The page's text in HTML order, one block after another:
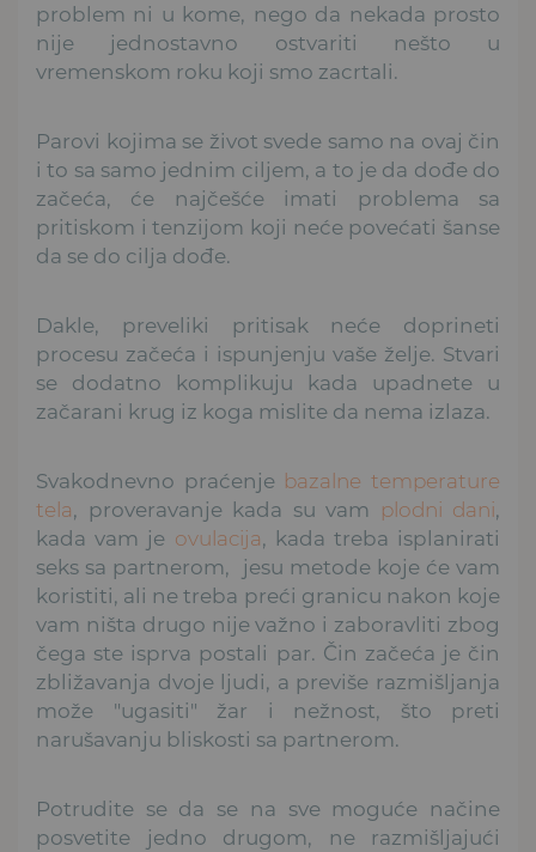
problem ni u kome, nego da nekada prosto
nije jednostavno ostvariti nešto u
vremenskom roku koji smo zacrtali.
Parovi kojima se život svede samo na ovaj čin
i to sa samo jednim ciljem, a to je da dođe do
začeća, će najčešće imati problema sa
pritiskom i tenzijom koji neće povećati šanse
da se do cilja dođe.
Dakle, preveliki pritisak neće doprineti
procesu začeća i ispunjenju vaše želje. Stvari
se dodatno komplikuju kada upadnete u
začarani krug iz koga mislite da nema izlaza.
Svakodnevno praćenje bazalne temperature
tela, proveravanje kada su vam plodni dani,
kada vam je ovulacija, kada treba isplanirati
seks sa partnerom, jesu metode koje će vam
koristiti, ali ne treba preći granicu nakon koje
vam ništa drugo nije važno i zaboravliti zbog
čega ste isprva postali par. Čin začeća je čin
zbližavanja dvoje ljudi, a previše razmišljanja
može "ugasiti" žar i nežnost, što preti
narušavanju bliskosti sa partnerom.
Potrudite se da se na sve moguće načine
posvetite jedno drugom, ne razmišljajući